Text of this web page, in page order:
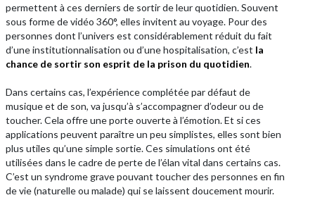
permettent à ces derniers de sortir de leur quotidien. Souvent
sous forme de vidéo 360°, elles invitent au voyage. Pour des
personnes dont l’univers est considérablement réduit du fait
d’une institutionnalisation ou d’une hospitalisation, c’est la
chance de sortir son esprit de la prison du quotidien.
Dans certains cas, l’expérience complétée par défaut de
musique et de son, va jusqu’à s’accompagner d’odeur ou de
toucher. Cela offre une porte ouverte à l’émotion. Et si ces
applications peuvent paraître un peu simplistes, elles sont bien
plus utiles qu’une simple sortie. Ces simulations ont été
utilisées dans le cadre de perte de l’élan vital dans certains cas.
C’est un syndrome grave pouvant toucher des personnes en fin
de vie (naturelle ou malade) qui se laissent doucement mourir.